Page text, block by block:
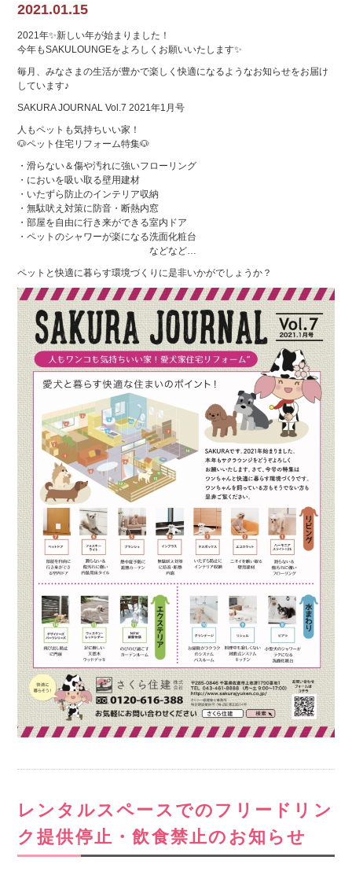
2021.01.15
2021年✨新しい年が始まりました！
今年もSAKULOUNGEをよろしくお願いいたします✨
毎月、みなさまの生活が豊かで楽しく快適になるようなお知らせをお届け
しています♪
SAKURA JOURNAL Vol.7 2021年1月号
人もペットも気持ちいい家！
🐶ペット住宅リフォーム特集🐶
・滑らない＆傷や汚れに強いフローリング
・においを吸い取る壁用建材
・いたずら防止のインテリア収納
・無駄吠え対策に防音・断熱内窓
・部屋を自由に行き来ができる室内ドア
・ペットのシャワーが楽になる洗面化粧台
などなど…
ペットと快適に暮らす環境づくりに是非いかがでしょうか？
レンタルスペースでのフリードリン
ク提供停止・飲食禁止のお知らせ